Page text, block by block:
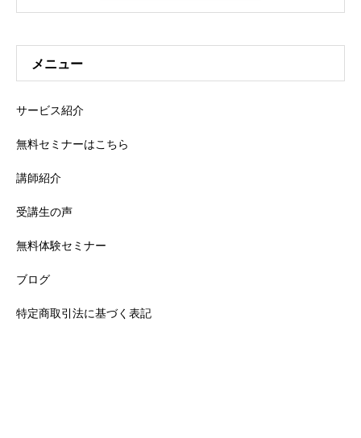
メニュー
サービス紹介
無料セミナーはこちら
講師紹介
受講生の声
無料体験セミナー
ブログ
特定商取引法に基づく表記